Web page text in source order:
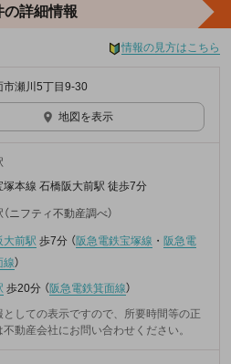
の詳細情報
情報の見方はこちら
市瀬川5丁目9-30
地図を表示
塚本線 石橋阪大前駅 徒歩7分
ニフティ不動産調べ）
大前駅 歩7分 （ 阪急電鉄宝塚線 ・ 阪急電
線）
歩20分 （ 阪急電鉄箕面線）
しての表示ですので、所要時間等の正
動産会社にお問い合わせください。